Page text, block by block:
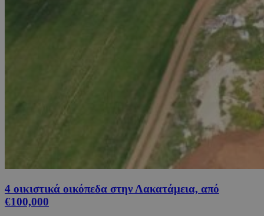
4 οικιστικά οικόπεδα στην Λακατάμεια, από
€100,000